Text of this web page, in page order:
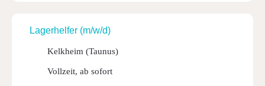
Lager­helfer (m/w/d)
Kelkheim (Taunus)
Vollzeit, ab sofort